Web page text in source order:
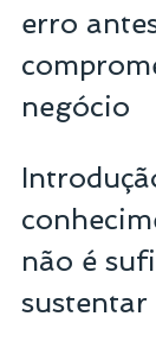
erro
negócio
não é